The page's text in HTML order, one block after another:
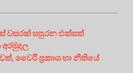
වසරක් සපුරන එක්සත්
වෛරී ප්‍රකාශ හා නීතියේ